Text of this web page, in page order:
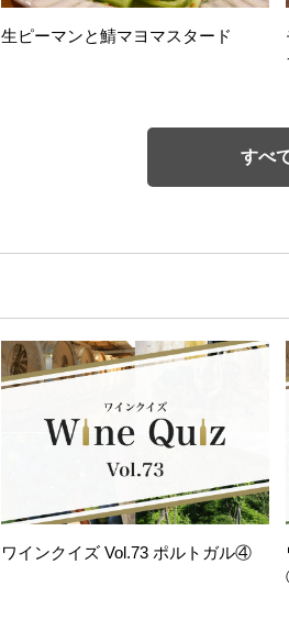
生ピーマンと鯖マヨマスタード
すべ
ワインクイズ Vol.73 ポルトガル④